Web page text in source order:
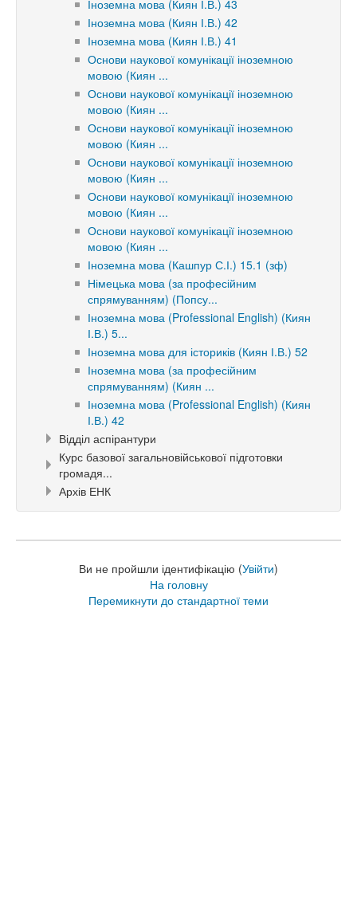
Іноземна мова (Киян І.В.) 43
Іноземна мова (Киян І.В.) 42
Іноземна мова (Киян І.В.) 41
Основи наукової комунікації іноземною
мовою (Киян ...
Основи наукової комунікації іноземною
мовою (Киян ...
Основи наукової комунікації іноземною
мовою (Киян ...
Основи наукової комунікації іноземною
мовою (Киян ...
Основи наукової комунікації іноземною
мовою (Киян ...
Основи наукової комунікації іноземною
мовою (Киян ...
Іноземна мова (Кашпур С.І.) 15.1 (зф)
Німецька мова (за професійним
спрямуванням) (Попсу...
Іноземна мова (Professional English) (Киян
І.В.) 5...
Іноземна мова для істориків (Киян І.В.) 52
Іноземна мова (за професійним
спрямуванням) (Киян ...
Іноземна мова (Professional English) (Киян
І.В.) 42
Відділ аспірантури
Курс базової загальновійськової підготовки
громадя...
Архів ЕНК
Ви не пройшли ідентифікацію (Увійти)
На головну
Перемикнути до стандартної теми